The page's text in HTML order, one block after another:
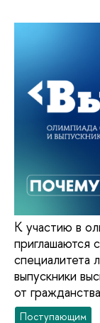
К участию в
приглашаются
специалитета
выпускники
от
Поступающим